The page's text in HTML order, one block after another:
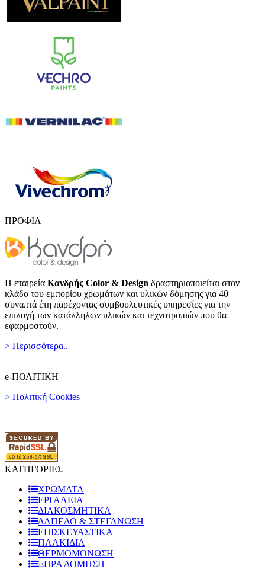
ΠΡΟΦΙΛ
Η εταιρεία Κανδρής Color & Design δραστηριοποιείται στον
κλάδο του εμπορίου χρωμάτων και υλικών δόμησης για 40
συναπτά έτη παρέχοντας συμβουλευτικές υπηρεσίες για την
επιλογή των κατάλληλων υλικών και τεχνοτροπιών που θα
εφαρμοστούν.
> Περισσότερα..
e-ΠΟΛΙΤΙΚΗ
> Πολιτική Cookies
ΚΑΤΗΓΟΡΙΕΣ
ΧΡΩΜΑΤΑ
ΕΡΓΑΛΕΙΑ
ΔΙΑΚΟΣΜΗΤΙΚΑ
ΔΑΠΕΔΟ & ΣΤΕΓΑΝΩΣΗ
ΕΠΙΣΚΕΥΑΣΤΙΚΑ
ΠΛΑΚΙΔΙA
ΘΕΡΜΟΜΟΝΩΣΗ
ΞΗΡΑ ΔΟΜΗΣΗ